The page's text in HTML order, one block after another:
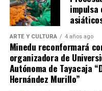
López Aliaga lamentó la
le provoca una profunda
los porqués para una
absurdo, sino infame».
ARTE Y CULTURA 4 años ago
Minedu reconformará
organizadora de
Autónoma de Tayacaja
Hernández Murillo”